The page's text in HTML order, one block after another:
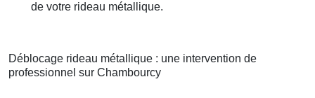
de votre rideau métallique.
Déblocage rideau métallique : une intervention de
professionnel sur Chambourcy